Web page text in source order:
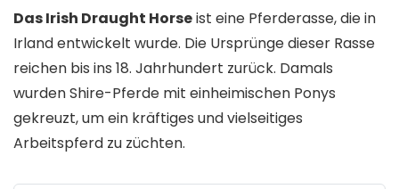
Das Irish Draught Horseist eine Pferderasse, die in
Irland entwickelt wurde. Die Ursprünge dieser Rasse
reichen bis ins 18. Jahrhundert zurück. Damals
wurden Shire-Pferde mit einheimischen Ponys
gekreuzt, um ein kräftiges und vielseitiges
Arbeitspferd zu züchten.